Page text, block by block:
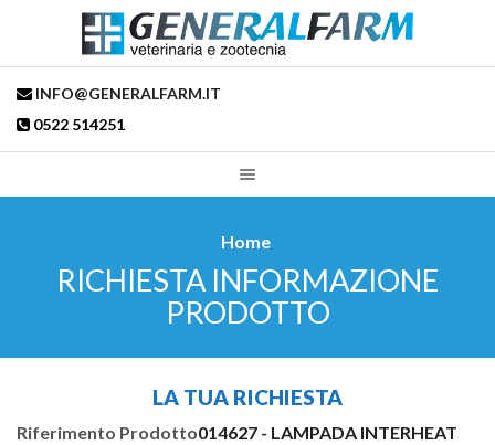
INFO@GENERALFARM.IT
0522 514251
Home
RICHIESTA INFORMAZIONE
PRODOTTO
LA TUA RICHIESTA
Riferimento Prodotto014627 - LAMPADA INTERHEAT